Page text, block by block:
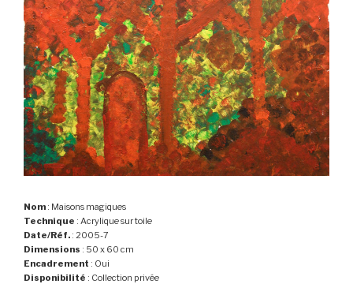
Nom : Maisons magiques
Technique : Acrylique sur toile
Date/Réf. : 2005-7
Dimensions : 50 x 60 cm
Encadrement : Oui
Disponibilité : Collection privée